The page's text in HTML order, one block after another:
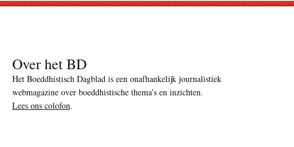
Over het BD
Het Boeddhistisch Dagblad is een onafhankelijk journalistiek
webmagazine over boeddhistische thema’s en inzichten.
Lees ons colofon.